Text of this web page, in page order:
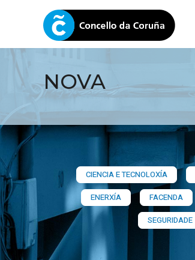
NOVA
CIENCIA E TECNOLOXÍA
ENERXÍA
FACENDA
SEGURIDADE